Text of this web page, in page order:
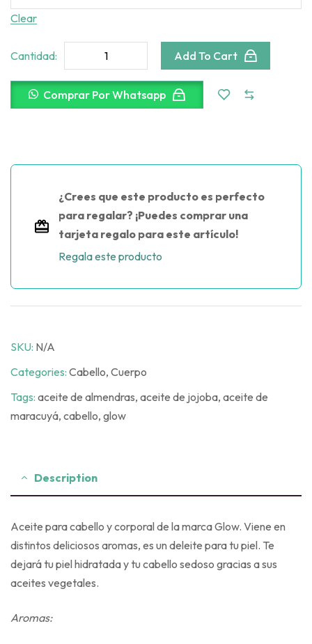
Clear
Cantidad: Add To Cart
Comprar Por Whatsapp
¿Crees que este producto es perfecto
para regalar? ¡Puedes comprar una
tarjeta regalo para este artículo!
Regala este producto
SKU: N/A
Categories: Cabello, Cuerpo
Tags: aceite de almendras, aceite de jojoba, aceite de
maracuyá, cabello, glow
Description
Aceite para cabello y corporal de la marca Glow. Viene en
distintos deliciosos aromas, es un deleite para tu piel. Te
dejará tu piel hidratada y tu cabello sedoso gracias a sus
aceites vegetales.
Aromas: